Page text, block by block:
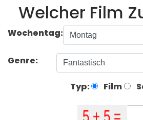
Welcher Film
Wochentag:
Genre:
Typ: Film